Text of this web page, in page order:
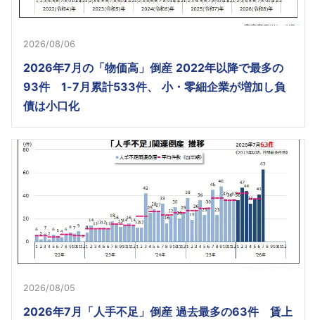
2026/08/06
2026年7月の「物価高」倒産 2022年以降で最多の
93件 1-7月累計533件、 小・零細企業が増加し負
債は小口化
2026/08/05
2026年7月「人手不足」倒産 過去最多の63件 賃上